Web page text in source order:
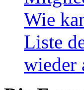
Wie
Liste
wieder